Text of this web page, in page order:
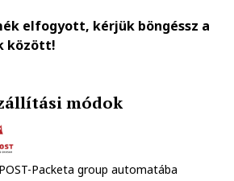
elfogyott, kérjük böngéssz a
között!
módok
Packeta group automatába